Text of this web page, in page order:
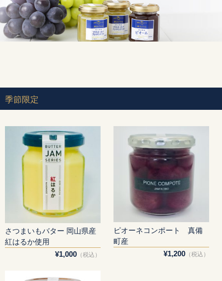
Concept
Gift & Recipe
NEWS
Contact
季節限定
さつまいもバター 岡山県産
紅はるか使用
¥1,000（税込）
ピオーネコンポート 真備
町産
¥1,200 （税込）